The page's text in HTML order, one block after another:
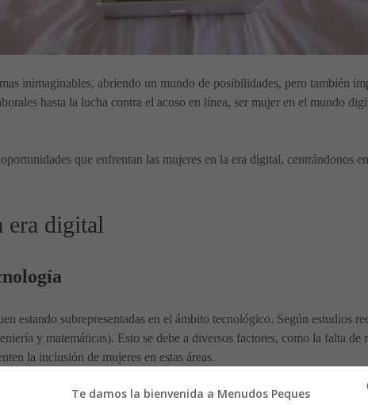
inimaginables, abriendo un mundo de posibilidades, pero también
hasta la lucha contra el acoso en línea, ser mujer en el mundo
que enfrentan las mujeres en la era digital, centrándonos
era digital
estando subrepresentadas en el ámbito tecnológico. Según estudios
y matemáticas). Esto se debe a diversos factores, como la falta de
la inclusión de mujeres en estas áreas.
Te damos la bienvenida a Menudos Peques